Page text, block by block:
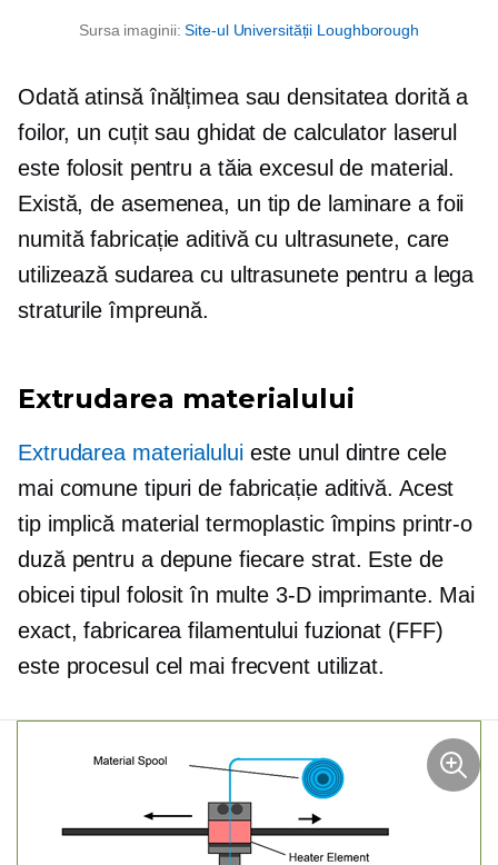
Sursa imaginii:Site-ul Universității Loughborough
Odată atinsă înălțimea sau densitatea dorită a
foilor, un cuțit sau ghidat de calculatorlaserul
este folosit pentru a tăia excesul de material.
Există, de asemenea, un tip de laminare a foii
numită fabricație aditivă cu ultrasunete, care
utilizează sudarea cu ultrasunete pentru a lega
straturile împreună.
Extrudarea materialului
Extrudarea materialuluieste unul dintre cele
mai comune tipuri de fabricație aditivă. Acest
tip implică material termoplastic împins printr-o
duză pentru a depune fiecare strat. Este de
obicei tipul folosit în multe 3-Dimprimante. Mai
exact, fabricarea filamentului fuzionat (FFF)
este procesul cel mai frecvent utilizat.